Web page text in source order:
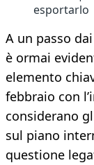
esportarlo
A un passo
è ormai
elemento
febbraio con
considerano
sul piano
questione